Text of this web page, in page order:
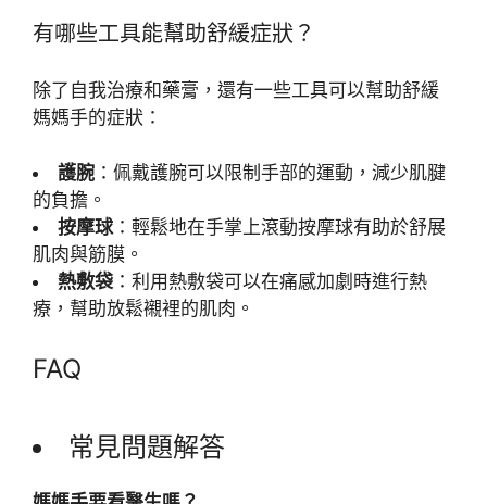
有哪些工具能幫助舒緩症狀？
除了自我治療和藥膏，還有一些工具可以幫助舒緩
媽媽手的症狀：
護腕 ：佩戴護腕可以限制手部的運動，減少肌腱
的負擔。
按摩球 ：輕鬆地在手掌上滾動按摩球有助於舒展
肌肉與筋膜。
熱敷袋 ：利用熱敷袋可以在痛感加劇時進行熱
療，幫助放鬆襯裡的肌肉。
FAQ
常見問題解答